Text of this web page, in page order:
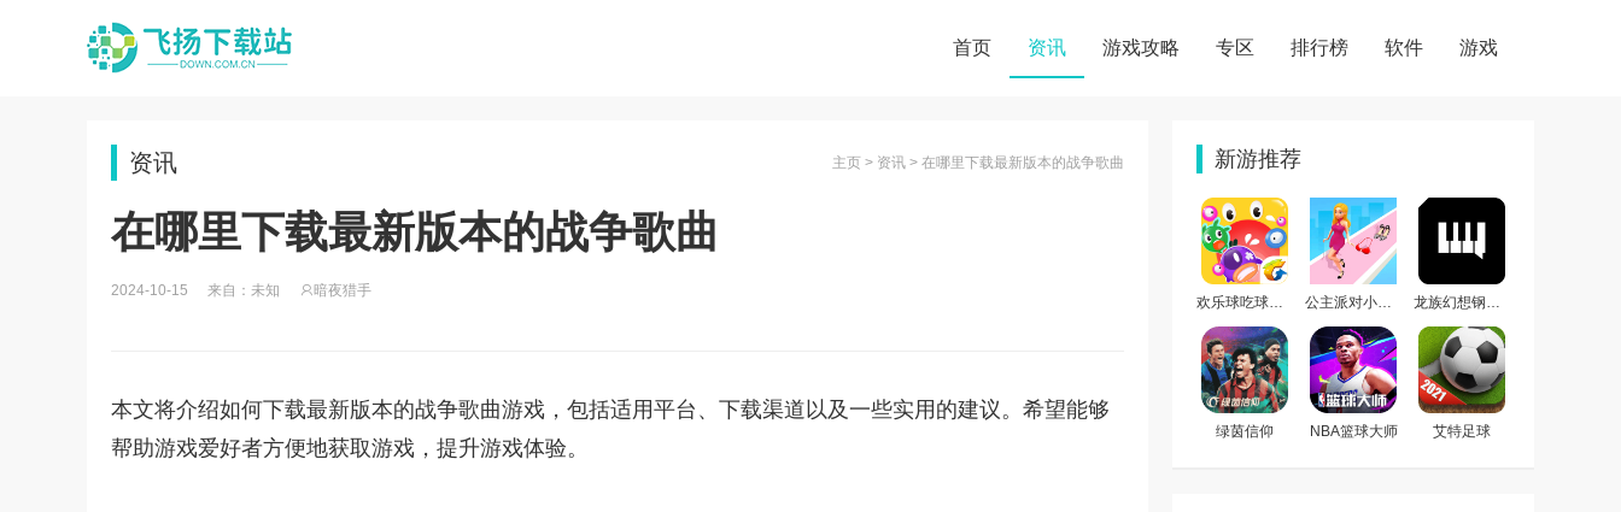
首页 资讯 游戏攻略 专区 排行榜 软件 游戏
主页 > 资讯 > 在哪里下载最新版本的战争歌曲
资讯
在哪里下载最新版本的战争歌曲
2024-10-15 来自：未知 暗夜猎手
本文将介绍如何下载最新版本的战争歌曲游戏，包括适用平台、下载渠道以及一些实用的建议。希望能够
帮助游戏爱好者方便地获取游戏，提升游戏体验。
新游推荐
欢乐球吃球手机版 公主派对小游戏 龙族幻想钢琴助手
绿茵信仰 NBA篮球大师 艾特足球